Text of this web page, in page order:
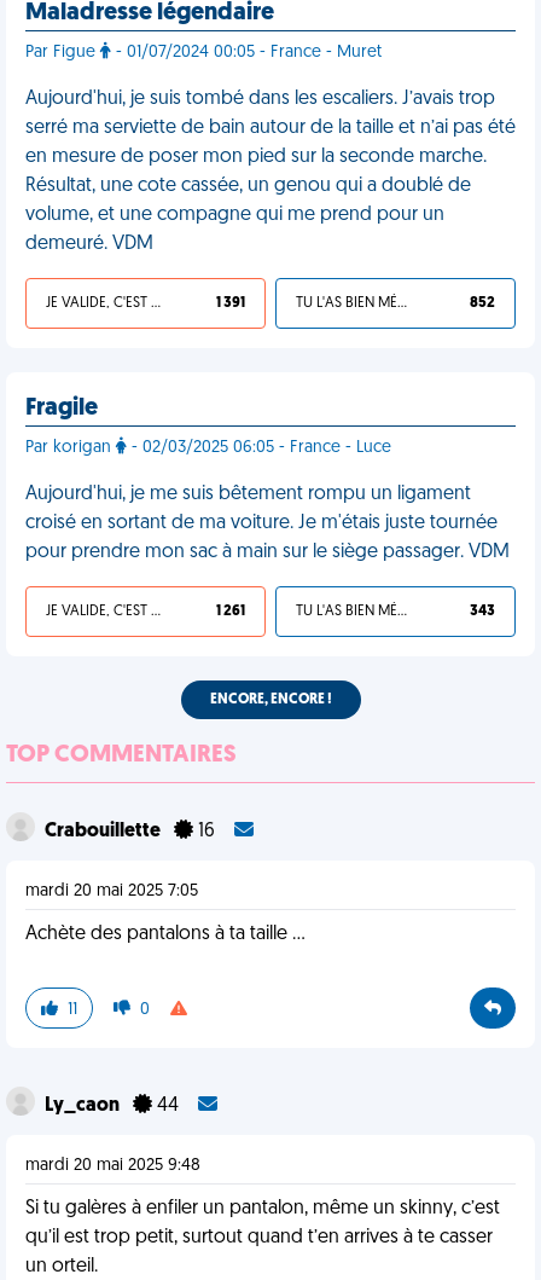
Maladresse légendaire
Par Figue - 01/07/2024 00:05 - France - Muret
Aujourd'hui, je suis tombé dans les escaliers. J’avais trop
serré ma serviette de bain autour de la taille et n’ai pas été
en mesure de poser mon pied sur la seconde marche.
Résultat, une cote cassée, un genou qui a doublé de
volume, et une compagne qui me prend pour un
demeuré. VDM
JE VALIDE, C'EST UNE VDM 1 391 TU L'AS BIEN MÉRITÉ 852
Fragile
Par korigan - 02/03/2025 06:05 - France - Luce
Aujourd'hui, je me suis bêtement rompu un ligament
croisé en sortant de ma voiture. Je m'étais juste tournée
pour prendre mon sac à main sur le siège passager. VDM
JE VALIDE, C'EST UNE VDM 1 261 TU L'AS BIEN MÉRITÉ 343
ENCORE, ENCORE !
TOP COMMENTAIRES
Crabouillette 16
mardi 20 mai 2025 7:05
Achète des pantalons à ta taille …
11 0
Ly_caon 44
mardi 20 mai 2025 9:48
Si tu galères à enfiler un pantalon, même un skinny, c’est
qu’il est trop petit, surtout quand t’en arrives à te casser
un orteil.